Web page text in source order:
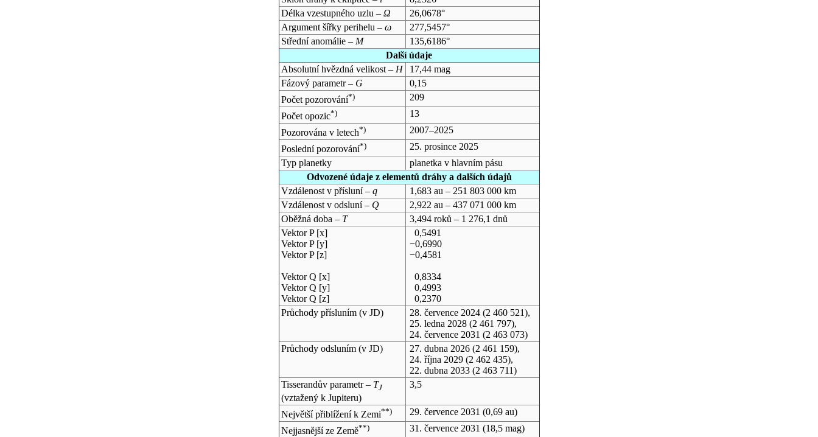
Délka vzestupného uzlu – Ω
26,0678°
Argument šířky perihelu – ω
277,5457°
Střední anomálie – M
135,6186°
Další údaje
Absolutní hvězdná velikost – H
17,44 mag
Fázový parametr – G
0,15
Počet pozorování*)
209
Počet opozic*)
13
Pozorována v letech*)
2007–2025
Poslední pozorování*)
25. prosince 2025
Typ planetky
planetka v hlavním pásu
Odvozené údaje z elementů dráhy a dalších údajů
Vzdálenost v přísluní – q
1,683 au – 251 803 000 km
Vzdálenost v odsluní – Q
2,922 au – 437 071 000 km
Oběžná doba – T
3,494 roků – 1 276,1 dnů
Vektor P [x]
Vektor P [y]
Vektor P [z]
Vektor Q [x]
Vektor Q [y]
Vektor Q [z]
0,5491
−0,6990
−0,4581
0,8334
0,4993
0,2370
Průchody přísluním (v JD) 28. července 2024(2 460 521),
25. ledna 2028(2 461 797),
24. července 2031 (2 463 073)
Průchody odsluním (v JD) 27. dubna 2026(2 461 159),
24. října 2029(2 462 435),
22. dubna 2033(2 463 711)
Tisserandův parametr – TJ
(vztažený k Jupiteru)
3,5
Největší přiblížení k Zemi**) 29. července 2031 (0,69 au)
Nejjasnější ze Země**) 31. července 2031 (18,5 mag)